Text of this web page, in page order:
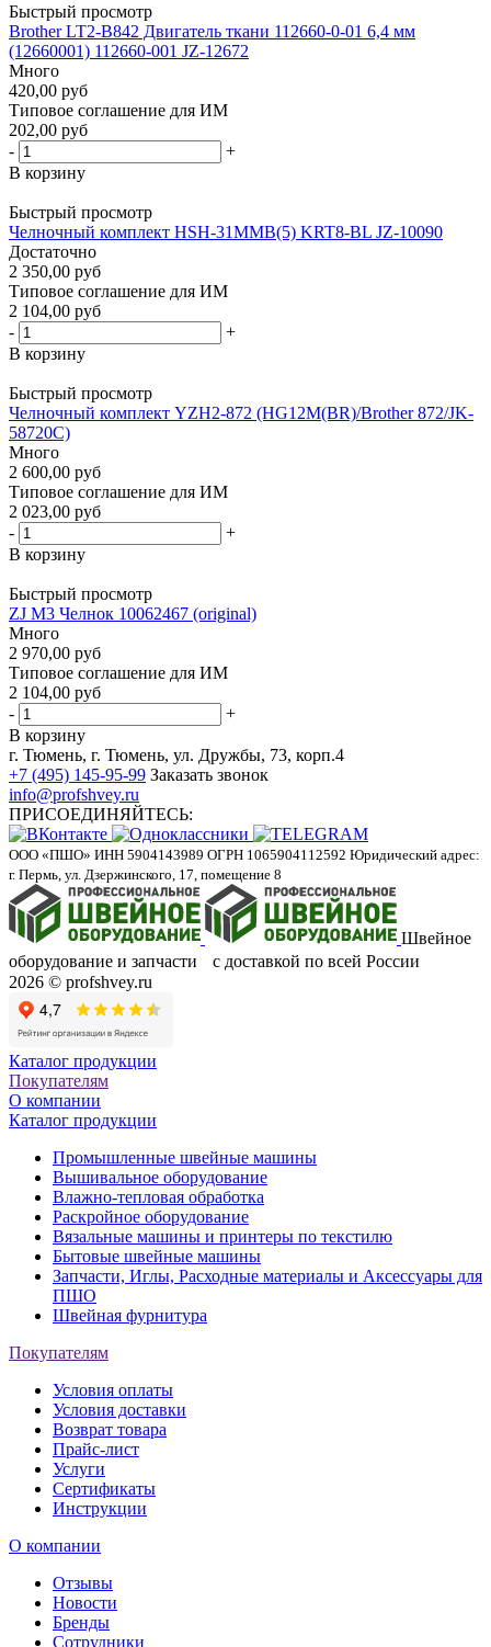
Быстрый просмотр
Brother LT2-B842 Двигатель ткани 112660-0-01 6,4 мм
(12660001) 112660-001 JZ-12672
Много
420,00 руб
Типовое соглашение для ИМ
202,00 руб
-
+
В корзину
Быстрый просмотр
Челночный комплект HSH-31MMB(5) KRT8-BL JZ-10090
Достаточно
2 350,00 руб
Типовое соглашение для ИМ
2 104,00 руб
-
+
В корзину
Быстрый просмотр
Челночный комплект YZH2-872 (HG12M(BR)/Brother 872/JK-
58720C)
Много
2 600,00 руб
Типовое соглашение для ИМ
2 023,00 руб
-
+
В корзину
Быстрый просмотр
ZJ M3 Челнок 10062467 (original)
Много
2 970,00 руб
Типовое соглашение для ИМ
2 104,00 руб
-
+
В корзину
г. Тюмень, г. Тюмень, ул. Дружбы, 73, корп.4
+7 (495) 145-95-99 Заказать звонок
info@profshvey.ru
ПРИСОЕДИНЯЙТЕСЬ:
ООО «ПШО» ИНН 5904143989 ОГРН 1065904112592 Юридический адрес:
г. Пермь, ул. Дзержинского, 17, помещение 8
Швейное
оборудование и запчасти с доставкой по всей России
2026 © profshvey.ru
Каталог продукции
Покупателям
О компании
Каталог продукции
Промышленные швейные машины
Вышивальное оборудование
Влажно-тепловая обработка
Раскройное оборудование
Вязальные машины и принтеры по текстилю
Бытовые швейные машины
Запчасти, Иглы, Расходные материалы и Аксессуары для
ПШО
Швейная фурнитура
Покупателям
Условия оплаты
Условия доставки
Возврат товара
Прайс-лист
Услуги
Сертификаты
Инструкции
О компании
Отзывы
Новости
Бренды
Сотрудники